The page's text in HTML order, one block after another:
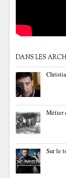
DANS LES
Métier
Sur le